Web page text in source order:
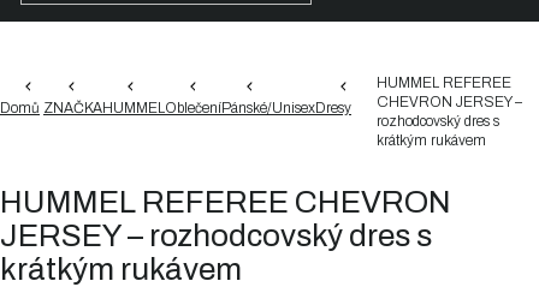
Domů ZNAČKAHUMMELOblečeníPánské/UnisexDresy
HUMMEL REFEREE
CHEVRON JERSEY –
rozhodcovský dres s
krátkým rukávem
HUMMEL REFEREE CHEVRON
JERSEY – rozhodcovský dres s
krátkým rukávem